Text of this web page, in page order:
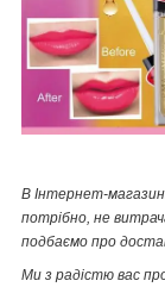
В Інтернет-
потрібно, не
подбаємо про
Ми з радістю вас